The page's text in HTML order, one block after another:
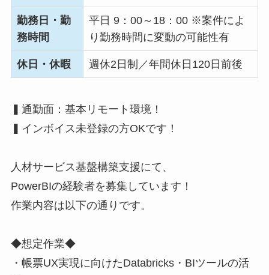
勤務日・勤
務時間
平日 9：00～18：00 ※案件によ
り勤務時間に変動の可能性有
休日・休暇 週休2日制／年間休日120日前後
▍通勤面：基本リモート環境！
▍インボイス未登録の方OKです！
人材サービス基盤構築支援にて、
PowerBIの経験者を募集しています！
作業内容は以下の通りです。
◆想定作業◆
・帳票UX実現に向けたDatabricks・BIツールの活